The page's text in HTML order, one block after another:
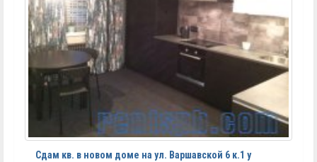
Сдам кв. в новом доме на ул. Варшавской 6 к.1 у